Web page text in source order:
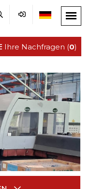
Ihre Nachfragen (0)